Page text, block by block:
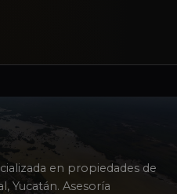
en propiedades de
Yucatán. Asesoría